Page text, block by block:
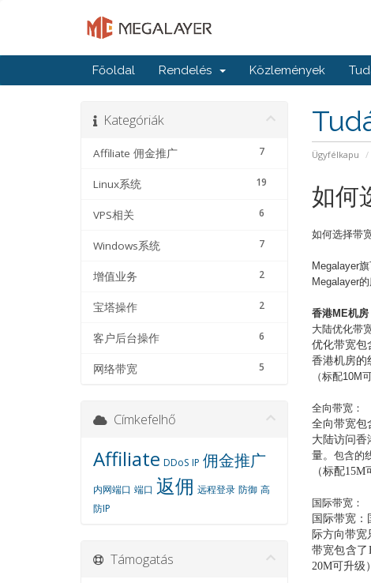
Főoldal Rendelés Közlemények
Ügyfélkapu
Kategóriák
7
Affiliate 佣金推广
19
Linux系统
6
VPS相关
7
Windows系统
2
增值业务
2
宝塔操作
6
客户后台操作
5
网络带宽
如何
如何选择带
Megalayer
Megalayer的
香港ME机房
大陆优化带
优化带宽包
香港机房的
（标配10M
全向带宽：
全向带宽包
大陆访问
量。 包含的
（标配15M
国际带宽：
国际带宽
际方向带
带宽包含了
20M可升级
Címkefelhő
Affiliate DDoS IP 佣金推广
内网端口 端口 返佣 远程登录 防御 高
防IP
Támogatás